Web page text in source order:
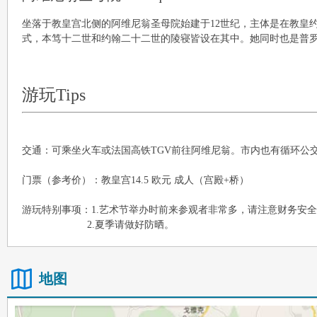
坐落于教皇宫北侧的阿维尼翁圣母院始建于12世纪，主体是在教
式，本笃十二世和约翰二十二世的陵寝皆设在其中。她同时也是普
游玩Tips
交通：可乘坐火车或法国高铁TGV前往阿维尼翁。市内也有循环公
门票（参考价）：教皇宫14.5 欧元 成人（宫殿+桥）
游玩特别事项：1.艺术节举办时前来参观者非常多，请注意财务安
2.夏季请做好防晒。
地图